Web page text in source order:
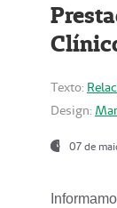
Texto:
Design:
07 de